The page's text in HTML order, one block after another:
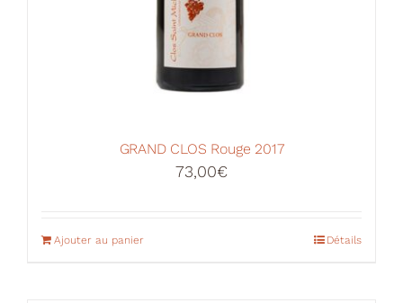
GRAND CLOS Rouge 2017
73,00€
Ajouter au panier Détails